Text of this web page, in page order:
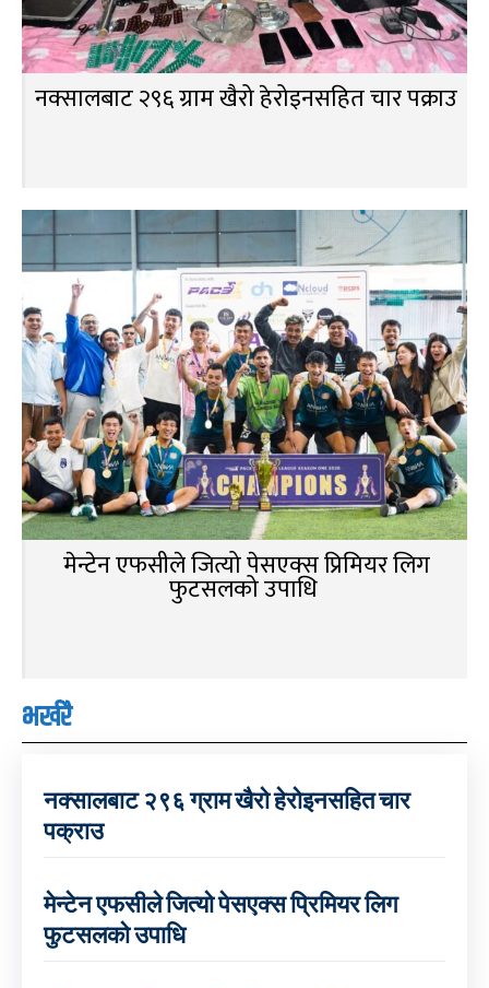
नक्सालबाट २९६ ग्राम खैरो हेरोइनसहित चार पक्राउ
मेन्टेन एफसीले जित्यो पेसएक्स प्रिमियर लिग
फुटसलको उपाधि
भर्खरै
नक्सालबाट २९६ ग्राम खैरो हेरोइनसहित चार
पक्राउ
मेन्टेन एफसीले जित्यो पेसएक्स प्रिमियर लिग
फुटसलको उपाधि